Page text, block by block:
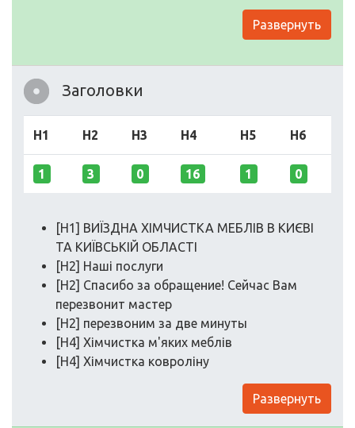
Развернуть
Заголовки
H1 H2 H3 H4 H5 H6
1 3 0 16 1 0
[H1] ВИЇЗДНА ХІМЧИСТКА МЕБЛІВ В КИЄВІ
ТА КИЇВСЬКІЙ ОБЛАСТІ
[H2] Наші послуги
[H2] Спасибо за обращение! Сейчас Вам
перезвонит мастер
[H2] перезвоним за две минуты
[H4] Хімчистка м'яких меблів
[H4] Хімчистка ковроліну
Развернуть